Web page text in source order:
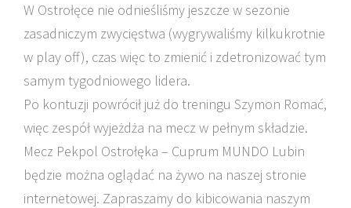
W Ostrołęce nie odnieśliśmy jeszcze w sezonie
zasadniczym zwycięstwa (wygrywaliśmy kilkukrotnie
w play off), czas więc to zmienić i zdetronizować tym
samym tygodniowego lidera.
Po kontuzji powrócił już do treningu Szymon Romać,
więc zespół wyjeżdża na mecz w pełnym składzie.
Mecz Pekpol Ostrołęka – Cuprum MUNDO Lubin
będzie można oglądać na żywo na naszej stronie
internetowej. Zapraszamy do kibicowania naszym